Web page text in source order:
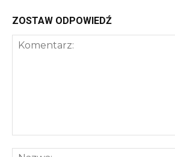
ZOSTAW ODPOWIEDŹ